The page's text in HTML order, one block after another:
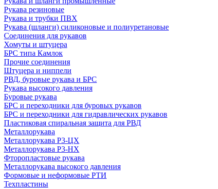
Рукава резиновые
Рукава и трубки ПВХ
Рукава (шланги) силиконовые и полиуретановые
Соединения для рукавов
Хомуты и штуцера
БРС типа Камлок
Прочие соединения
Штуцера и ниппели
РВД, буровые рукава и БРС
Рукава высокого давления
Буровые рукава
БРС и переходники для буровых рукавов
БРС и переходники для гидравлических рукавов
Пластиковая спиральная защита для РВД
Металлорукава
Металлорукава Р3-ЦХ
Металлорукава Р3-НХ
Фторопластовые рукава
Металлорукава высокого давления
Формовые и неформовые РТИ
Техпластины